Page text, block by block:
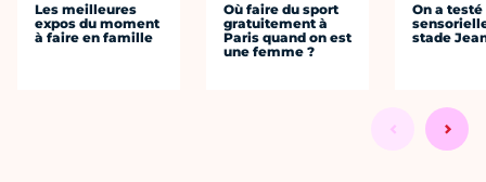
Les meilleures
expos du moment
à faire en famille
Où faire du sport
gratuitement à
Paris quand on est
une femme ?
On a
stade